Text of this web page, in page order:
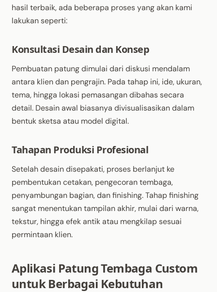
hasil terbaik, ada beberapa proses yang akan kami
lakukan seperti:
Konsultasi Desain dan Konsep
Pembuatan patung dimulai dari diskusi mendalam
antara klien dan pengrajin. Pada tahap ini, ide, ukuran,
tema, hingga lokasi pemasangan dibahas secara
detail. Desain awal biasanya divisualisasikan dalam
bentuk sketsa atau model digital.
Tahapan Produksi Profesional
Setelah desain disepakati, proses berlanjut ke
pembentukan cetakan, pengecoran tembaga,
penyambungan bagian, dan finishing. Tahap finishing
sangat menentukan tampilan akhir, mulai dari warna,
tekstur, hingga efek antik atau mengkilap sesuai
permintaan klien.
Aplikasi Patung Tembaga Custom
untuk Berbagai Kebutuhan